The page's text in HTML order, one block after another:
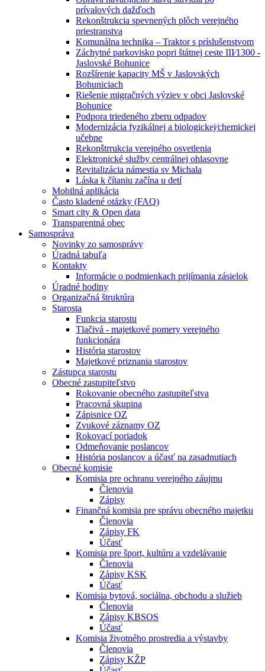
prívalových dažďoch
Rekonštrukcia spevnených plôch verejného
priestranstva
Komunálna technika – Traktor s príslušenstvom
Záchytné parkovisko popri štátnej ceste III⁄1300 -
Jaslovské Bohunice
Rozšírenie kapacity MŠ v Jaslovských
Bohuniciach
Riešenie migračných výziev v obci Jaslovské
Bohunice
Podpora triedeného zberu odpadov
Modernizácia fyzikálnej a biologickej⁄chemickej
učebne
Rekonštrrukcia verejného osvetlenia
Elektronické služby centrálnej ohlasovne
Revitalizácia námestia sv Michala
Láska k čítaniu začína u detí
Mobilná aplikácia
Často kladené otázky (FAQ)
Smart city & Open data
Transparentná obec
Samospráva
Novinky zo samosprávy
Úradná tabuľa
Kontakty
Informácie o podmienkach prijímania zásielok
Úradné hodiny
Organizačná štruktúra
Starosta
Funkcia starostu
Tlačivá - majetkové pomery verejného
funkcionára
História starostov
Majetkové priznania starostov
Zástupca starostu
Obecné zastupiteľstvo
Rokovanie obecného zastupiteľstva
Pracovná skupina
Zápisnice OZ
Zvukové záznamy OZ
Rokovací poriadok
Odmeňovanie poslancov
História poslancov a účasť na zasadnutiach
Obecné komisie
Komisia pre ochranu verejného záujmu
Členovia
Zápisy
Finančná komisia pre správu obecného majetku
Členovia
Zápisy FK
Účasť
Komisia pre šport, kultúru a vzdelávanie
Členovia
Zápisy KSK
Účasť
Komisia bytová, sociálna, obchodu a služieb
Členovia
Zápisy KBSOS
Účasť
Komisia životného prostredia a výstavby
Členovia
Zápisy KŽP